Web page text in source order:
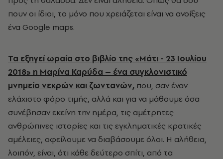
πουν οι ίδιοι, το μόνο που χρειάζεται είναι να ανοίξεις
ένα Google maps.
Τα εξηγεί ωραία στο βιβλίο της «Μάτι - 23 Ιουλίου
2018» η Μαρίνα Καρύδα – ένα συγκλονιστικό
μνημείο νεκρών και ζωντανών, που, σαν έναν
ελάχιστο φόρο τιμής, αλλά και για να μάθουμε όσα
συνέβησαν εκείνη την ημέρα, τις αμέτρητες
ανθρώπινες ιστορίες και τις εγκληματικές κρατικές
αμέλειες, οφείλουμε να διαβάσουμε όλοι. Η αλήθεια,
λοιπόν, είναι, ότι κάθε δεύτερο σπίτι, από τα